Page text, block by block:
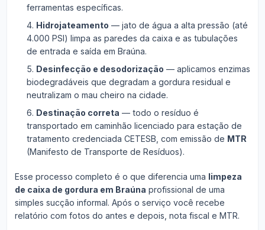
ferramentas específicas.
Hidrojateamento — jato de água a alta pressão (até
4.000 PSI) limpa as paredes da caixa e as tubulações
de entrada e saída em Braúna.
Desinfecção e desodorização — aplicamos enzimas
biodegradáveis que degradam a gordura residual e
neutralizam o mau cheiro na cidade.
Destinação correta — todo o resíduo é
transportado em caminhão licenciado para estação de
tratamento credenciada CETESB, com emissão de MTR
(Manifesto de Transporte de Resíduos).
Esse processo completo é o que diferencia uma limpeza
de caixa de gordura em Braúna profissional de uma
simples sucção informal. Após o serviço você recebe
relatório com fotos do antes e depois, nota fiscal e MTR.